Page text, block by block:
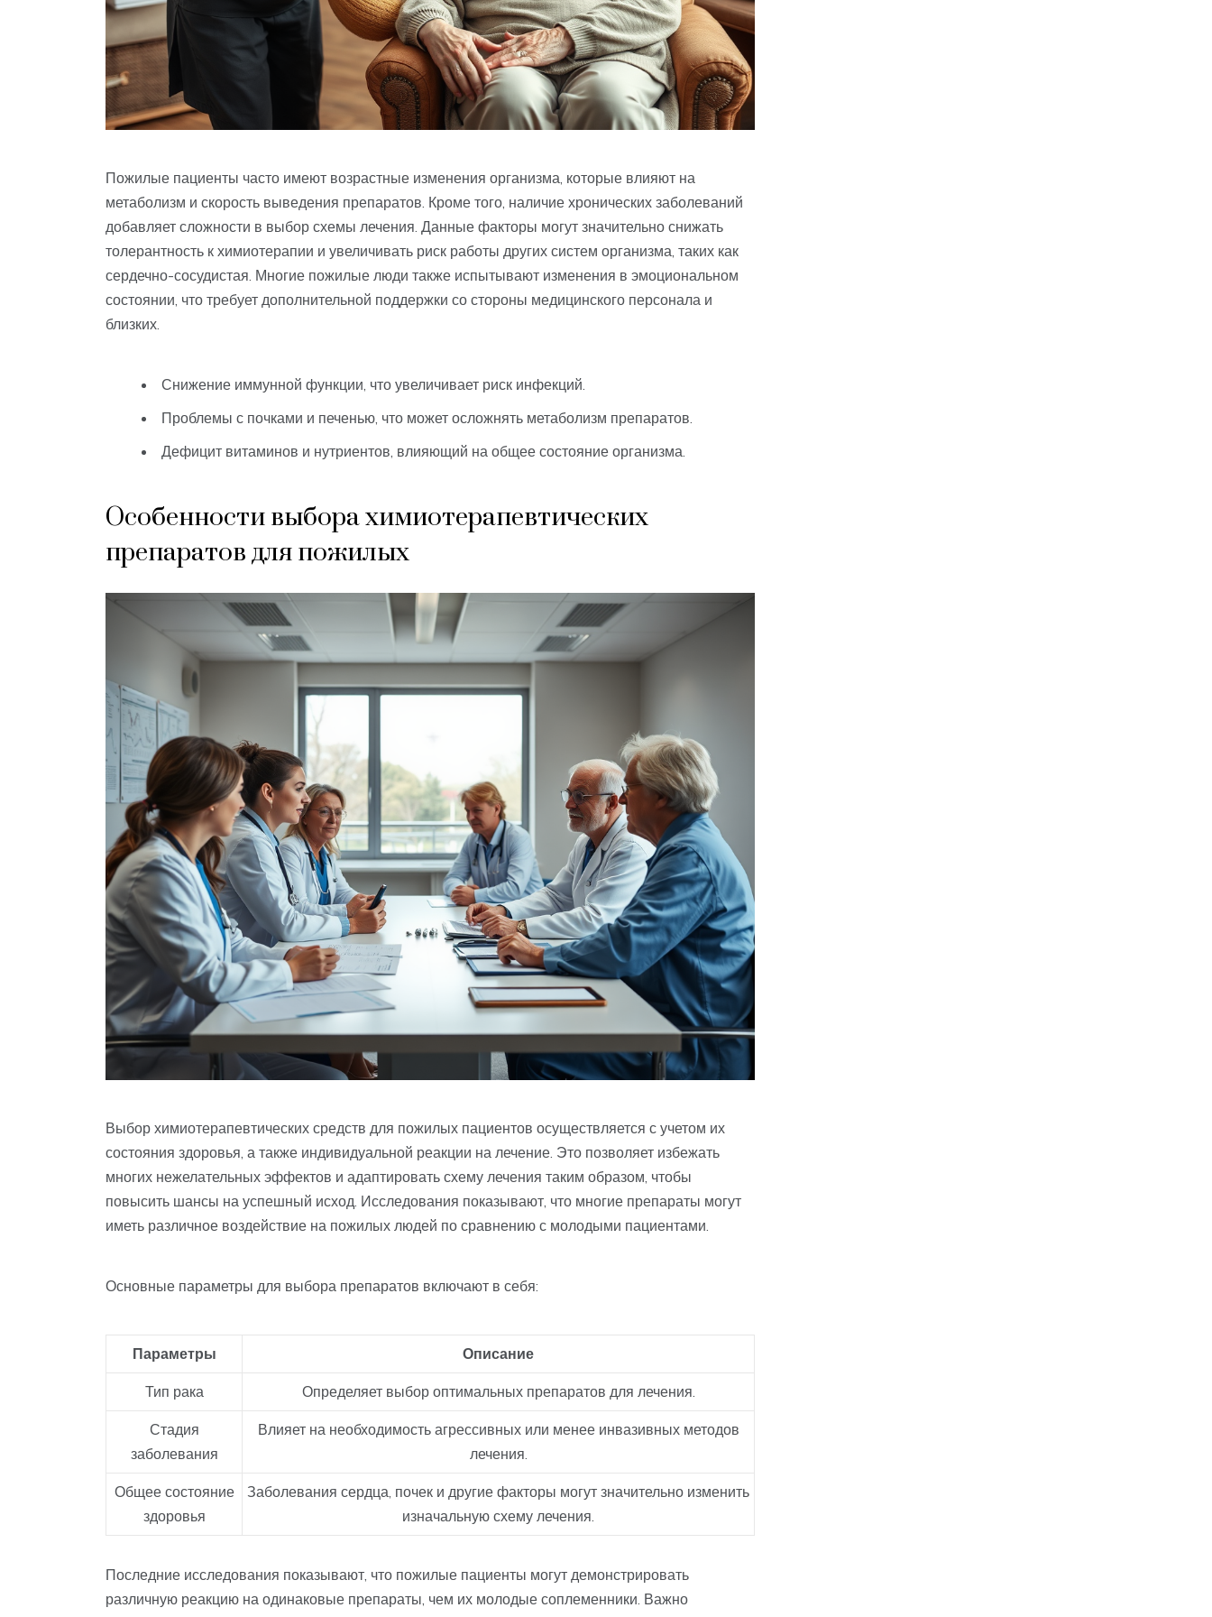
Пожилые пациенты часто имеют возрастные изменения организма, которые влияют на
метаболизм и скорость выведения препаратов. Кроме того, наличие хронических заболеваний
добавляет сложности в выбор схемы лечения. Данные факторы могут значительно снижать
толерантность к химиотерапии и увеличивать риск работы других систем организма, таких как
сердечно-сосудистая. Многие пожилые люди также испытывают изменения в эмоциональном
состоянии, что требует дополнительной поддержки со стороны медицинского персонала и
близких.
Снижение иммунной функции, что увеличивает риск инфекций.
Проблемы с почками и печенью, что может осложнять метаболизм препаратов.
Дефицит витаминов и нутриентов, влияющий на общее состояние организма.
Особенности выбора химиотерапевтических
препаратов для пожилых
Выбор химиотерапевтических средств для пожилых пациентов осуществляется с учетом их
состояния здоровья, а также индивидуальной реакции на лечение. Это позволяет избежать
многих нежелательных эффектов и адаптировать схему лечения таким образом, чтобы
повысить шансы на успешный исход. Исследования показывают, что многие препараты могут
иметь различное воздействие на пожилых людей по сравнению с молодыми пациентами.
Основные параметры для выбора препаратов включают в себя:
Параметры Описание
Тип рака Определяет выбор оптимальных препаратов для лечения.
Стадия
заболевания
Влияет на необходимость агрессивных или менее инвазивных методов
лечения.
Общее состояние
здоровья
Заболевания сердца, почек и другие факторы могут значительно изменить
изначальную схему лечения.
Последние исследования показывают, что пожилые пациенты могут демонстрировать
различную реакцию на одинаковые препараты, чем их молодые соплеменники. Важно